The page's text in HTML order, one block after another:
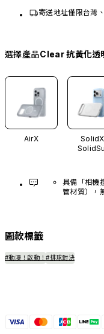
寄送地址僅限台灣
選擇產品Clear 抗黃化透
AirX
具備「相機
管材質），
圖款標籤
#動漫！啟動！#排球對決